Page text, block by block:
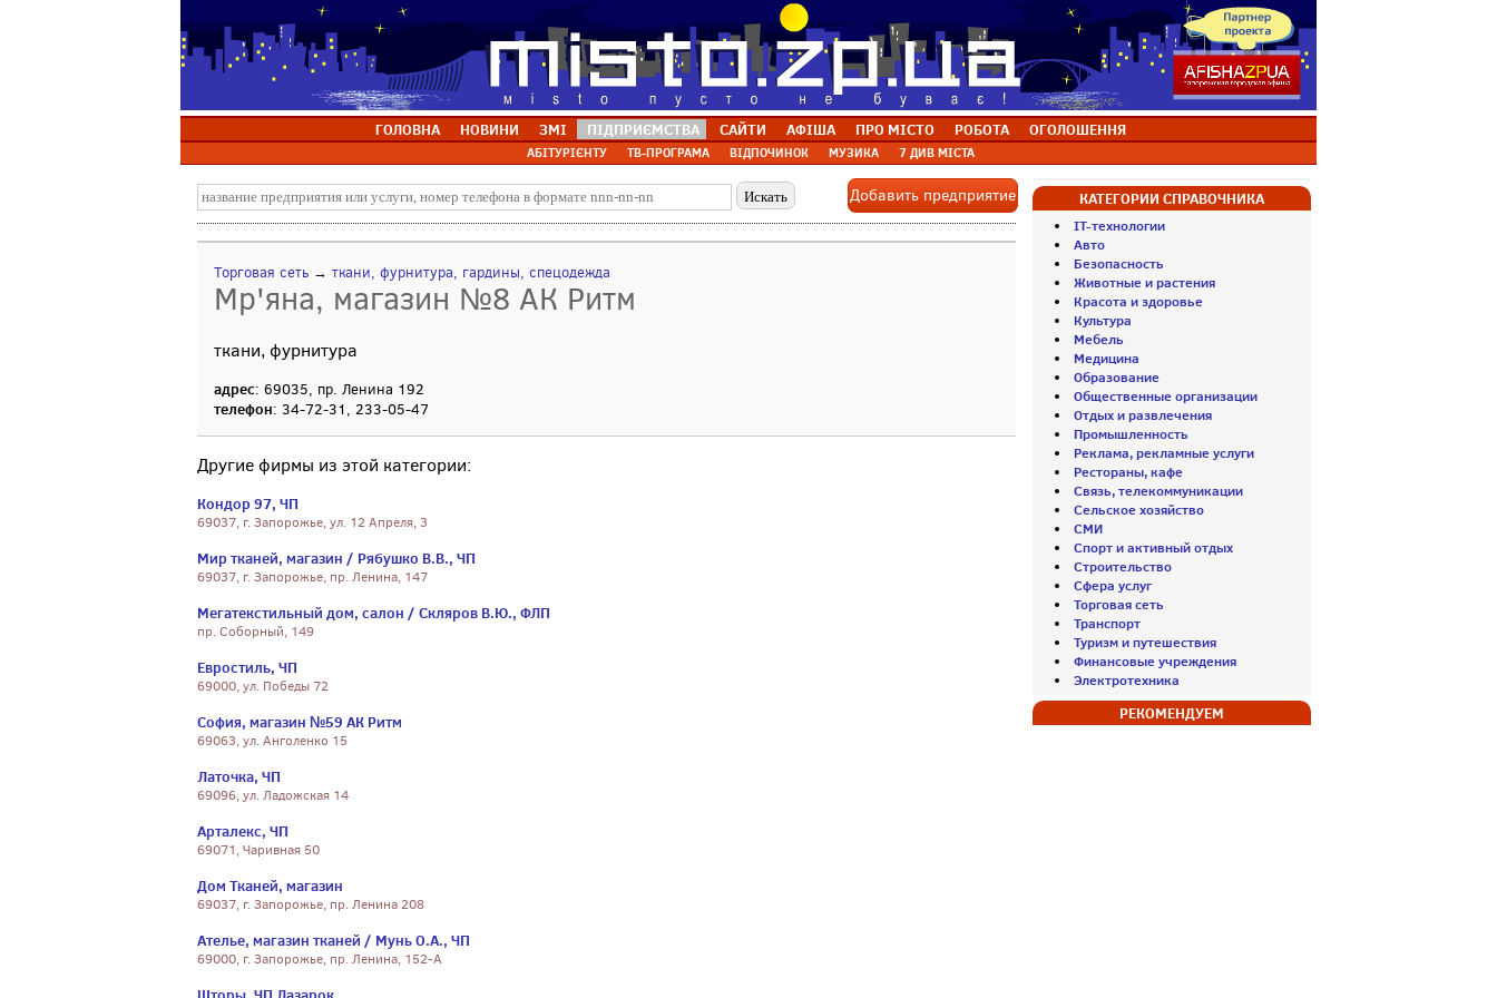
ГОЛОВНА НОВИНИ ЗМІ ПІДПРИЄМСТВА САЙТИ АФІША ПРО МІСТО РОБОТА ОГОЛОШЕННЯ
АБІТУРІЄНТУ ТВ-ПРОГРАМА ВІДПОЧИНОК МУЗИКА 7 ДИВ МІСТА
Добавить предприятие
Торговая сеть → ткани, фурнитура, гардины, спецодежда
Мр'яна, магазин №8 АК Ритм
ткани, фурнитура
адрес: 69035, пр. Ленина 192
телефон: 34-72-31, 233-05-47
Другие фирмы из этой категории:
Кондор 97, ЧП
69037, г. Запорожье, ул. 12 Апреля, 3
Мир тканей, магазин / Рябушко В.В., ЧП
69037, г. Запорожье, пр. Ленина, 147
Мегатекстильный дом, салон / Скляров В.Ю., ФЛП
пр. Соборный, 149
Евростиль, ЧП
69000, ул. Победы 72
София, магазин №59 АК Ритм
69063, ул. Анголенко 15
Латочка, ЧП
69096, ул. Ладожская 14
Арталекс, ЧП
69071, Чаривная 50
Дом Тканей, магазин
69037, г. Запорожье, пр. Ленина 208
Ателье, магазин тканей / Мунь О.А., ЧП
69000, г. Запорожье, пр. Ленина, 152-А
КАТЕГОРИИ СПРАВОЧНИКА
IT-технологии
Авто
Безопасность
Животные и растения
Красота и здоровье
Культура
Мебель
Медицина
Образование
Общественные организации
Отдых и развлечения
Промышленность
Реклама, рекламные услуги
Рестораны, кафе
Связь, телекоммуникации
Сельское хозяйство
СМИ
Спорт и активный отдых
Строительство
Сфера услуг
Торговая сеть
Транспорт
Туризм и путешествия
Финансовые учреждения
Электротехника
РЕКОМЕНДУЕМ